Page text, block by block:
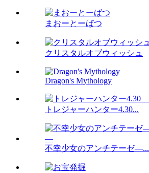
まおーとーばつ
クリスタルオブウィッシュ
Dragon's Mythology
トレジャーハンター4.30...
不幸少女のアンチテーゼ―...